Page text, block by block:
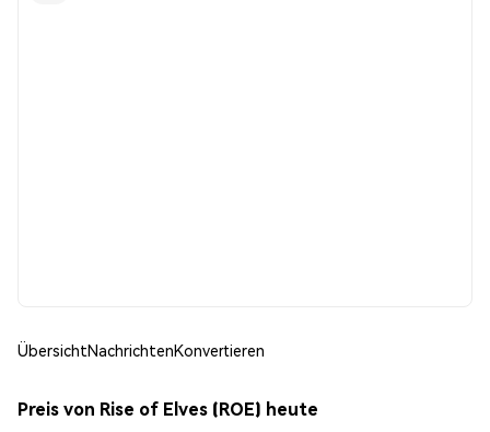
ÜbersichtNachrichtenKonvertieren
Preis von Rise of Elves (ROE) heute